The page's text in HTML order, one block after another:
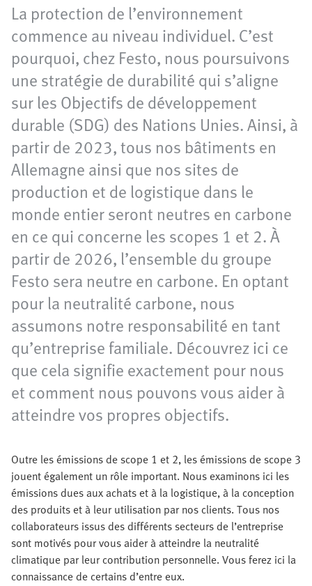
La protection de l’environnement
commence au niveau individuel. C’est
pourquoi, chez Festo, nous poursuivons
une stratégie de durabilité qui s’aligne
sur les Objectifs de développement
durable (SDG) des Nations Unies. Ainsi, à
partir de 2023, tous nos bâtiments en
Allemagne ainsi que nos sites de
production et de logistique dans le
monde entier seront neutres en carbone
en ce qui concerne les scopes 1 et 2. À
partir de 2026, l’ensemble du groupe
Festo sera neutre en carbone. En optant
pour la neutralité carbone, nous
assumons notre responsabilité en tant
qu’entreprise familiale. Découvrez ici ce
que cela signifie exactement pour nous
et comment nous pouvons vous aider à
atteindre vos propres objectifs.
Outre les émissions de scope 1 et 2, les émissions de scope 3
jouent également un rôle important. Nous examinons ici les
émissions dues aux achats et à la logistique, à la conception
des produits et à leur utilisation par nos clients. Tous nos
collaborateurs issus des différents secteurs de l’entreprise
sont motivés pour vous aider à atteindre la neutralité
climatique par leur contribution personnelle. Vous ferez ici la
connaissance de certains d’entre eux.